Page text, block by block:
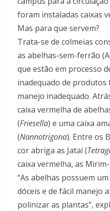
foram instaladas caixas
Mas para que servem?
Trata-se de colmeias
as abelhas-sem-ferrão
que estão em processo
inadequado de
manejo inadequado.
caixa vermelha de
(Friesella) e uma caixa
(Nannotrigona). Entre os
cor abriga as Jataí (
caixa vermelha, as
“As abelhas possuem
dóceis e de fácil manejo
polinizar as plantas”,